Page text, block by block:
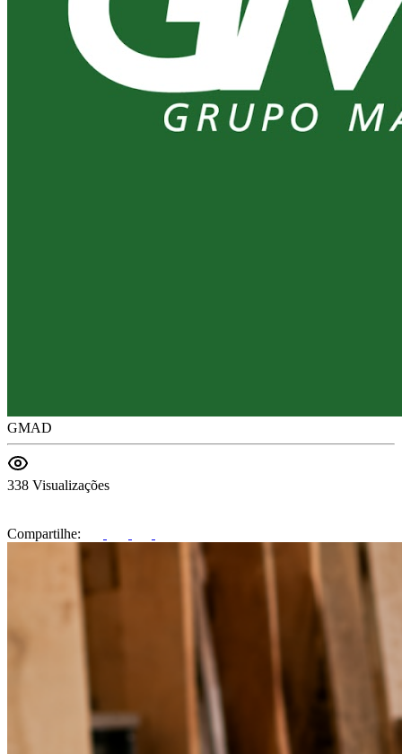
GMAD
338 Visualizações
Compartilhe: